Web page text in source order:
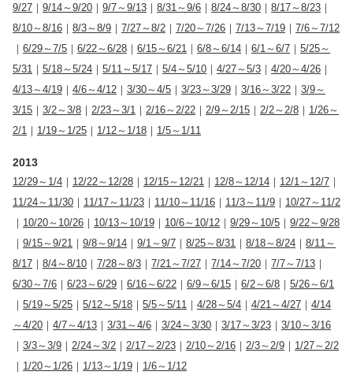
9/27 ｜ 9/14～9/20 ｜ 9/7～9/13 ｜ 8/31～9/6 ｜ 8/24～8/30 ｜ 8/17～8/23 ｜
8/10～8/16 ｜ 8/3～8/9 ｜ 7/27～8/2 ｜ 7/20～7/26 ｜ 7/13～7/19 ｜ 7/6～7/12
｜ 6/29～7/5 ｜ 6/22～6/28 ｜ 6/15～6/21 ｜ 6/8～6/14 ｜ 6/1～6/7 ｜ 5/25～
5/31 ｜ 5/18～5/24 ｜ 5/11～5/17 ｜ 5/4～5/10 ｜ 4/27～5/3 ｜ 4/20～4/26 ｜
4/13～4/19 ｜ 4/6～4/12 ｜ 3/30～4/5 ｜ 3/23～3/29 ｜ 3/16～3/22 ｜ 3/9～
3/15 ｜ 3/2～3/8 ｜ 2/23～3/1 ｜ 2/16～2/22 ｜ 2/9～2/15 ｜ 2/2～2/8 ｜ 1/26～
2/1 ｜ 1/19～1/25 ｜ 1/12～1/18 ｜ 1/5～1/11
2013
12/29～1/4 ｜ 12/22～12/28 ｜ 12/15～12/21 ｜ 12/8～12/14 ｜ 12/1～12/7 ｜
11/24～11/30 ｜ 11/17～11/23 ｜ 11/10～11/16 ｜ 11/3～11/9 ｜ 10/27～11/2
｜ 10/20～10/26 ｜ 10/13～10/19 ｜ 10/6～10/12 ｜ 9/29～10/5 ｜ 9/22～9/28
｜ 9/15～9/21 ｜ 9/8～9/14 ｜ 9/1～9/7 ｜ 8/25～8/31 ｜ 8/18～8/24 ｜ 8/11～
8/17 ｜ 8/4～8/10 ｜ 7/28～8/3 ｜ 7/21～7/27 ｜ 7/14～7/20 ｜ 7/7～7/13 ｜
6/30～7/6 ｜ 6/23～6/29 ｜ 6/16～6/22 ｜ 6/9～6/15 ｜ 6/2～6/8 ｜ 5/26～6/1
｜ 5/19～5/25 ｜ 5/12～5/18 ｜ 5/5～5/11 ｜ 4/28～5/4 ｜ 4/21～4/27 ｜ 4/14
～4/20 ｜ 4/7～4/13 ｜ 3/31～4/6 ｜ 3/24～3/30 ｜ 3/17～3/23 ｜ 3/10～3/16
｜ 3/3～3/9 ｜ 2/24～3/2 ｜ 2/17～2/23 ｜ 2/10～2/16 ｜ 2/3～2/9 ｜ 1/27～2/2
｜ 1/20～1/26 ｜ 1/13～1/19 ｜ 1/6～1/12